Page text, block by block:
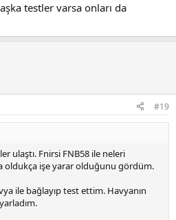
testler varsa onları da
#19
ulaştı. Fnirsi FNB58 ile neleri
oldukça işe yarar olduğunu gördüm.
ile bağlayıp test ettim. Havyanın